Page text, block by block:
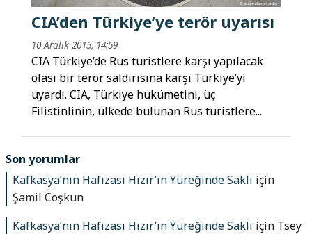
CIA’den Türkiye’ye terör uyarısı
10 Aralık 2015, 14:59
CIA Türkiye’de Rus turistlere karşı yapılacak
olası bir terör saldırısına karşı Türkiye’yi
uyardı. CIA, Türkiye hükümetini, üç
Filistinlinin, ülkede bulunan Rus turistlere...
Son yorumlar
Kafkasya’nın Hafızası Hızır’ın Yüreğinde Saklı için
Şamil Coşkun
Kafkasya’nın Hafızası Hızır’ın Yüreğinde Saklı için Tsey